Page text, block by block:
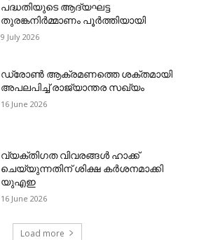
പദ്ധതിയുടെ ആദ്യഘട്ട
തുരങ്കനിര്‍മ്മാണം പൂര്‍ത്തിയായി
9 July 2026
ഡ്രോണ്‍ ആക്രമണത്തെ ശക്തമായി
അപലപിച്ച് രാജ്യാന്തര സഖ്യം
16 June 2026
വ്യക്തിഗത വിവരങ്ങള്‍ ഹാക്ക്
ചെയ്യുന്നതിന് ശിക്ഷ കര്‍ശനമാക്കി
യുഎഇ
16 June 2026
Load more